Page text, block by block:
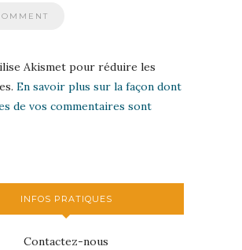
Akismet pour réduire les
En savoir plus sur la façon dont
de vos commentaires sont
INFOS PRATIQUES
Contactez-nous